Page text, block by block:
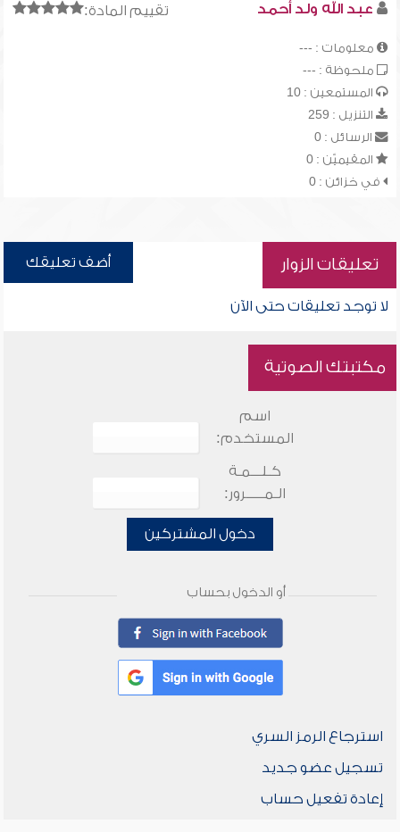
تقييم المادة: عبد الله ولد أحمد
معلومات : ---
ملحوظة : ---
المستمعين : 10
التنزيل : 259
الرسائل : 0
المقيميّن : 0
في خزائن : 0
تعليقات الزوار أضف تعليقك
لا توجد تعليقات حتى الآن
مكتبتك الصوتية
اسم
المستخدم:
كـلـــمـة
الـمـــــرور:
دخول المشتركين
أو الدخول بحساب
استرجاع الرمز السري
تسجيل عضو جديد
إعادة تفعيل حساب